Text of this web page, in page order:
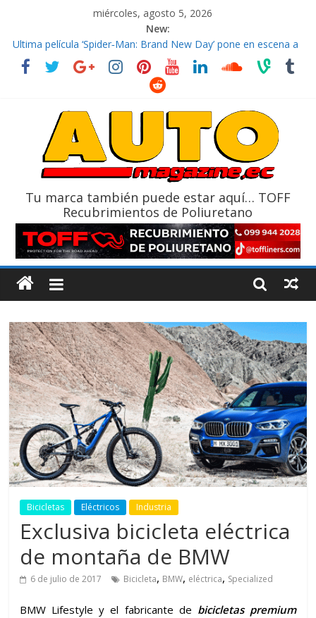
miércoles, agosto 5, 2026
New:
El costo de tener un vehículo gana protagonismo a la hora de
decidir
Ultima película ‘Spider‑Man: Brand New Day’ pone en escena a
La Vuelta al Ecuador 2026, edición 47ª, recorre 7 provincias en 8
La FEDAK recibe 12 Sinotruk Bolden para cubrir las rutas de La
Tu marca también puede estar aquí… TOFF
Recubrimientos de Poliuretano
Bicicletas Eléctricos Industria
Exclusiva bicicleta eléctrica
de montaña de BMW
6 de julio de 2017 Bicicleta, BMW, eléctrica, Specialized
BMW Lifestyle y el fabricante de bicicletas premium